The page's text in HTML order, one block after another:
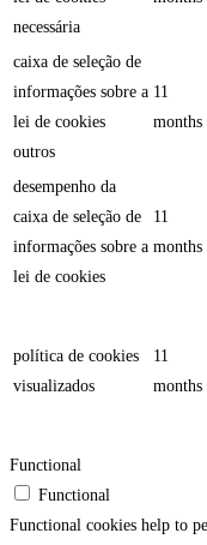
necessária
caixa de seleção de
informações sobre a
lei de cookies
outros
11
months
desempenho da
caixa de seleção de
informações sobre a
lei de cookies
11
months
política de cookies
visualizados
11
months
Functional
Functional
Functional cookies help to